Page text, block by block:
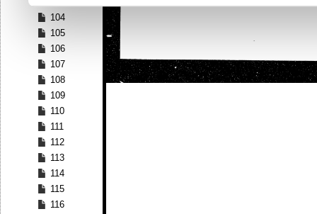
104
105
106
107
108
109
110
111
112
113
114
115
116